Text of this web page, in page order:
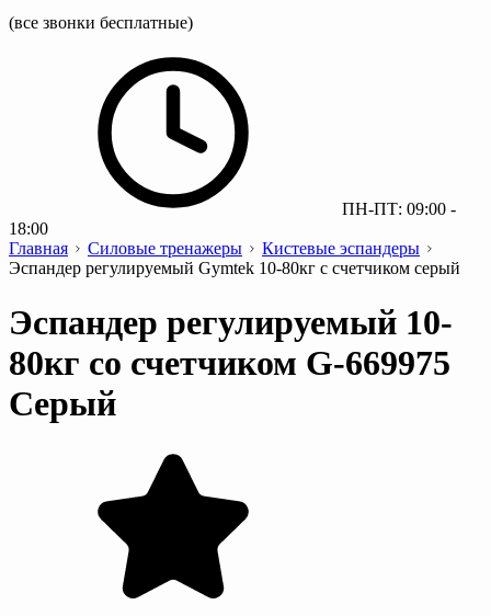
(все звонки бесплатные)
ПН-ПТ: 09:00 -
18:00
Главная
Силовые тренажеры
Кистевые эспандеры
Эспандер регулируемый Gymtek 10-80кг с счетчиком серый
Эспандер регулируемый 10-
80кг со счетчиком G-669975
Серый